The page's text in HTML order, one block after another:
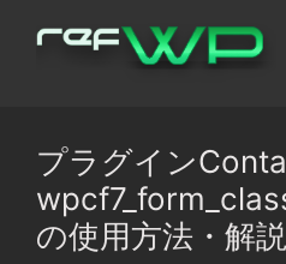
プラグイン
の使用方法・解説